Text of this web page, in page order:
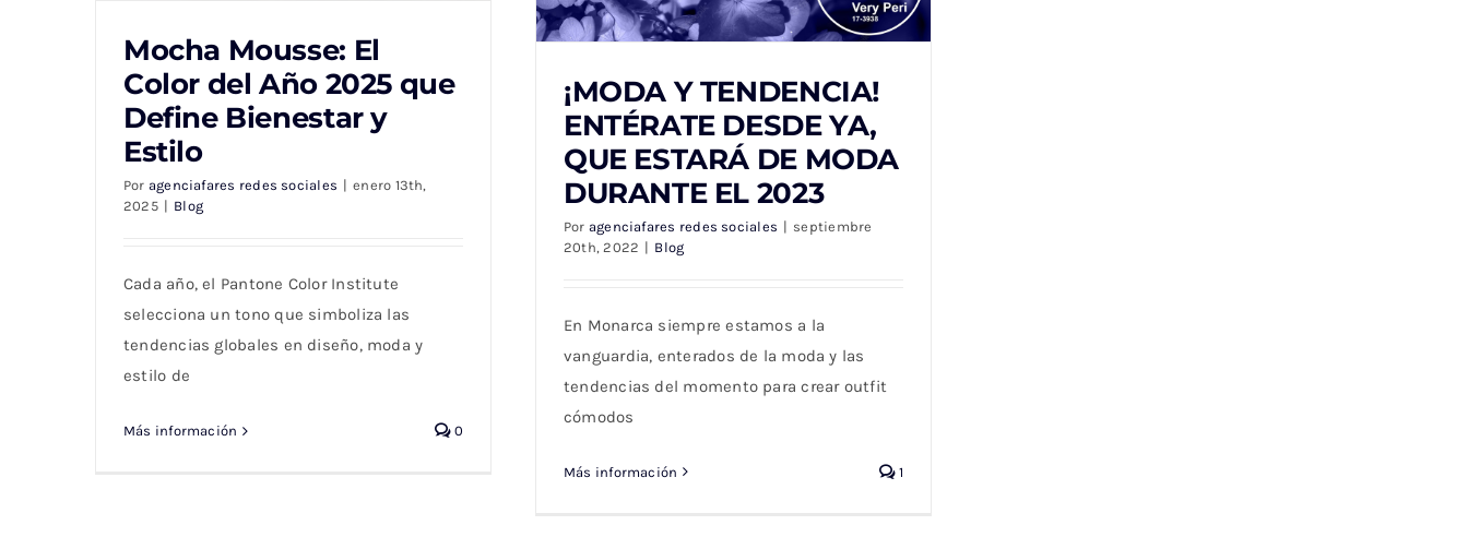
Mocha Mousse: El Color del Año 2025
que Define Bienestar y Estilo
Mocha Mousse: El
Color del Año 2025 que
Define Bienestar y
Estilo
Por agenciafares redes sociales | enero 13th,
2025 | Blog
Cada año, el Pantone Color Institute
selecciona un tono que simboliza las
tendencias globales en diseño, moda y
estilo de
Más información 0
¡MODA Y TENDENCIA! ENTÉRATE DESDE
YA, QUE ESTARÁ DE MODA DURANTE EL
2023
¡MODA Y TENDENCIA!
ENTÉRATE DESDE YA,
QUE ESTARÁ DE MODA
DURANTE EL 2023
Por agenciafares redes sociales | septiembre
20th, 2022 | Blog
En Monarca siempre estamos a la
vanguardia, enterados de la moda y las
tendencias del momento para crear outfit
cómodos
Más información 1